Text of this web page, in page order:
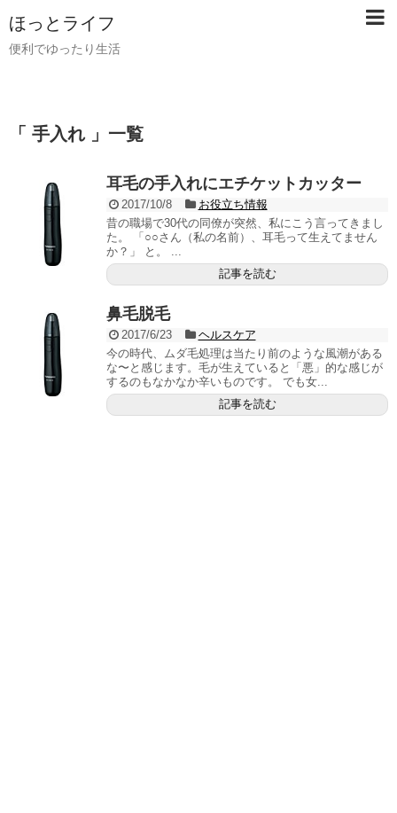
ほっとライフ
便利でゆったり生活
「 手入れ 」一覧
耳毛の手入れにエチケットカッター
2017/10/8
お役立ち情報
昔の職場で30代の同僚が突然、私にこう言ってきまし
た。 「○○さん（私の名前）、耳毛って生えてません
か？」 と。 ...
記事を読む
鼻毛脱毛
2017/6/23
ヘルスケア
今の時代、ムダ毛処理は当たり前のような風潮がある
な〜と感じます。毛が生えていると「悪」的な感じが
するのもなかなか辛いものです。 でも女...
記事を読む